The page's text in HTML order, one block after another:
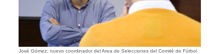
José Gómez, nuevo coordinador del Area de Selecciones del Comité de Fútbol